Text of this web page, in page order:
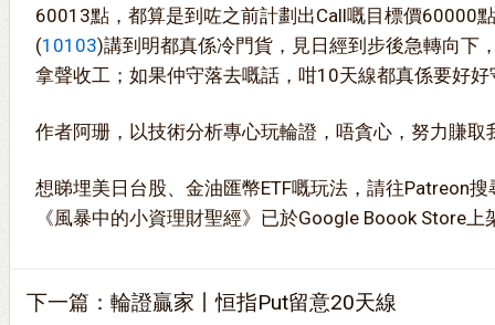
60013點，都算是到咗之前計劃出Call嘅目標價60000
(10103)講到明都真係冷門貨，見日經到步後急轉向下
拿聲收工；如果仲守落去嘅話，咁10天線都真係要好好
想睇埋美日台股、金油匯幣ETF嘅玩法，請往Patreon
《風暴中的小資理財聖經》已於Google Boook Store上
下一篇： 輪證贏家丨恒指Put留意20天線